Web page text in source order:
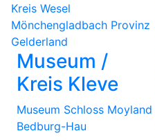
Kreis Wesel
Mönchengladbach Provinz
Gelderland
Museum /
Kreis Kleve
Museum Schloss Moyland
Bedburg-Hau